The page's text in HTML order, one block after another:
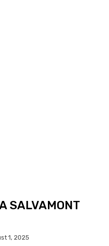
SALVAMONT
1, 2025